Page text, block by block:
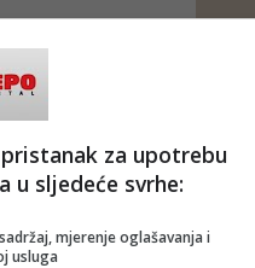
za upotrebu
u sljedeće svrhe:
mjerenje oglašavanja i
usluga